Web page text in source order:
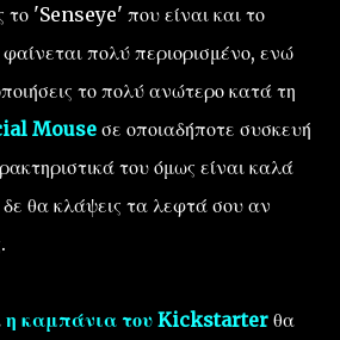
το 'Senseye' που είναι και το
πολύ περιορισμένο, ενώ
το πολύ ανώτερο κατά τη
Mouse σε οποιαδήποτε συσκευή
του όμως είναι καλά
δε θα κλάψεις τα λεφτά σου αν
η καμπάνια του Kickstarter θα